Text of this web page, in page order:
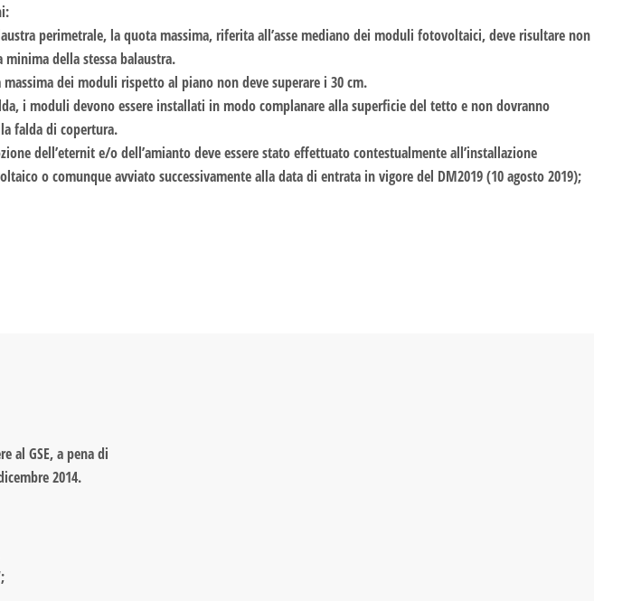
perimetrale, la quota massima, riferita all’asse mediano dei moduli fotovoltaici, deve risultare non
minima della stessa balaustra.
dei moduli rispetto al piano non deve superare i 30 cm.
i moduli devono essere installati in modo complanare alla superficie del tetto e non dovranno
falda di copertura.
dell’eternit e/o dell’amianto deve essere stato effettuato contestualmente all’installazione
o comunque avviato successivamente alla data di entrata in vigore del DM2019 (10 agosto 2019);
al GSE, a pena di
2014.